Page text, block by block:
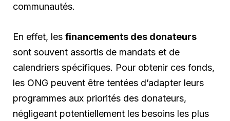
communautés.
En effet, les financements des donateurs
sont souvent assortis de mandats et de
calendriers spécifiques. Pour obtenir ces fonds,
les ONG peuvent être tentées d’adapter leurs
programmes aux priorités des donateurs,
négligeant potentiellement les besoins les plus